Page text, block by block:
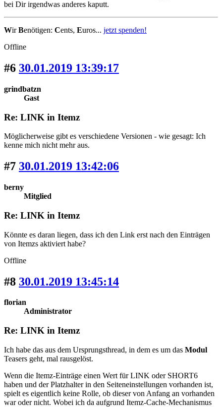
bei Dir irgendwas anderes kaputt.
WirBenötigen: Cents, Euros... jetzt spenden!
Offline
#6 30.01.2019 13:39:17
grindbatzn
Gast
Re: LINK in Itemz
Möglicherweise gibt es verschiedene Versionen - wie gesagt: Ich
kenne mich nicht mehr aus.
#7 30.01.2019 13:42:06
berny
Mitglied
Re: LINK in Itemz
Könnte es daran liegen, dass ich den Link erst nach den Einträgen
von Itemzs aktiviert habe?
Offline
#8 30.01.2019 13:45:14
florian
Administrator
Re: LINK in Itemz
Ich habe das aus dem Ursprungsthread, in dem es um das Modul
Teasers geht, mal rausgelöst.
Wenn die Itemz-Einträge einen Wert für LINK oder SHORT6
haben und der Platzhalter in den Seiteneinstellungen vorhanden ist,
spielt es eigentlich keine Rolle, ob dieser von Anfang an vorhanden
war oder nicht. Wobei ich da aufgrund Itemz-Cache-Mechanismus